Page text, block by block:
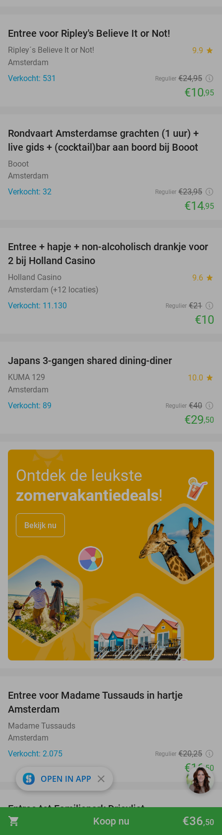
shopping_cart €36,50
Koop nu
Entree voor Ripley's Believe It or Not!
Ripley´s Believe It or Not! 9.9 star
Amsterdam
Verkocht: 531
Regulier €24,95
€10,95
38%
Rondvaart Amsterdamse grachten (1 uur) +
live gids + (cocktail)bar aan boord bij Booot
Booot
Amsterdam
Verkocht: 32
Regulier €23,95
€14,95
52%
Entree + hapje + non-alcoholisch drankje voor
2 bij Holland Casino
Holland Casino 9.6 star
Amsterdam (+12 locaties)
Verkocht: 11.130
Regulier €21
€10
Japans 3-gangen shared dining-diner
KUMA 129 10.0 star
Amsterdam
Verkocht: 89
Regulier €40
€29,50
Ontdek de leukste
zomervakantiedeals!
Bekijk nu
Entree voor Madame Tussauds in hartje
Amsterdam
Madame Tussauds
Amsterdam
Verkocht: 2.075
Regulier €20,25
€16,50
21%
favorite_border
Entree tot Familiepark Drievliet
Familiepark Drievliet 9.2star
OPEN IN APP close